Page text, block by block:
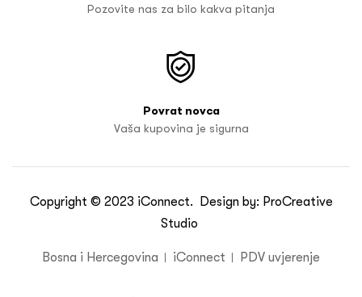
Pozovite nas za bilo kakva pitanja
Povrat novca
Vaša kupovina je sigurna
Copyright © 2023 iConnect. Design by: ProCreative
Studio
Bosna i Hercegovina iConnect PDV uvjerenje